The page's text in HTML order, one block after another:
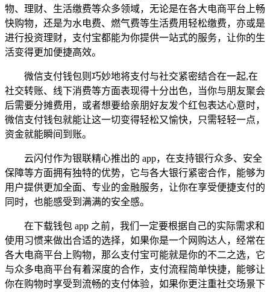
物、理财、生活缴费等众多领域，无论是在各大电商平台上畅
快购物，还是为水电费、燃气费等生活费用轻松缴费，亦或是
进行投资理财，支付宝都能为你提供一站式的服务，让你的生
活变得更加便捷高效。
微信支付钱包则巧妙地将支付与社交紧密结合在一起,在
社交转账、线下消费等方面表现得十分出色，当你与朋友聚会
后需要分摊费用，或者想要给亲朋好友发个红包表达心意时，
微信支付钱包就能让这一切变得轻松又愉快，只需轻轻一点，
资金就能瞬间到账。
云闪付作为银联精心推出的 app，在支持银行众多、安全
保障等方面拥有独特的优势，它与各大银行紧密合作，能够为
用户提供更加全面、专业的金融服务，让你在享受便捷支付的
同时，也能感受到满满的安全感。
在下载钱包 app 之前，我们一定要根据自己的实际需求和
使用习惯来做出合适的选择，如果你是一个网购达人，经常在
各大电商平台上购物，那么支付宝可能就是你的不二之选，它
与众多电商平台有着深度的合作，支付流程简单快捷，能够让
你在购物时享受到流畅的支付体验，如果你更注重社交场景下